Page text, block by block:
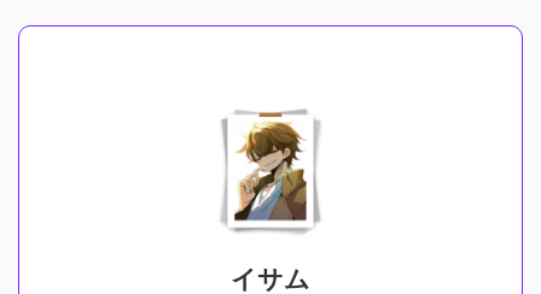
イサム